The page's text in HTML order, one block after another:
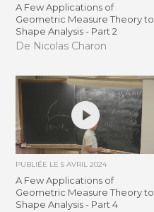
A Few Applications of
Geometric Measure Theory to
Shape Analysis - Part 2
De Nicolas Charon
PUBLIÉE LE5 AVRIL 2024
A Few Applications of
Geometric Measure Theory to
Shape Analysis - Part 4